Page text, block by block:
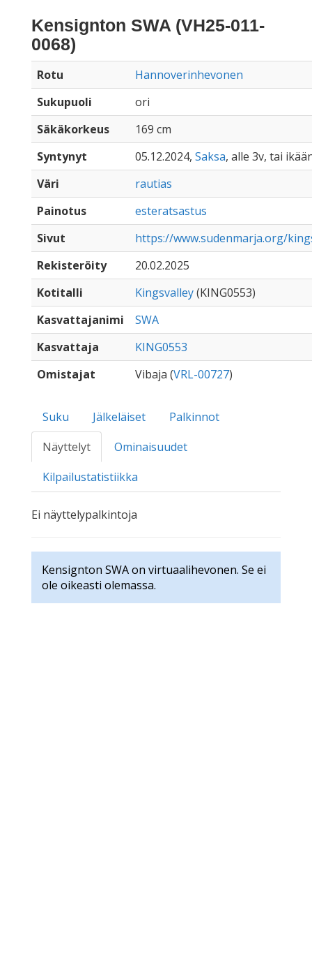
Kensignton SWA (VH25-011-
0068)
Rotu
Hannoverinhevonen
Sukupuoli
ori
Säkäkorkeus
169 cm
Syntynyt
05.12.2024, Saksa, alle 3v, tai
Väri
rautias
Painotus
esteratsastus
Sivut
https://www.sudenmarja.org/
Rekisteröity
20.02.2025
Kotitalli
Kingsvalley(KING0553)
Kasvattajanimi
SWA
Kasvattaja
KING0553
Omistajat
Vibaja (VRL-00727)
Suku Jälkeläiset
Palkinnot
Näyttelyt
Ominaisuudet
Kilpailustatistiikka
Ei näyttelypalkintoja
Kensignton SWA on virtuaalihevonen. Se ei
ole oikeasti olemassa.